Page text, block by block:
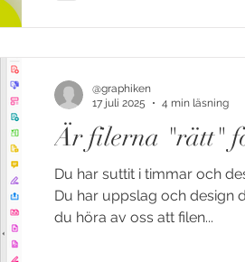
Är filerna "rätt"
Du har suttit i timmar och
Du har uppslag och design
du höra av oss att filen...
@graphiken
17 juli 2025
4 min läsning